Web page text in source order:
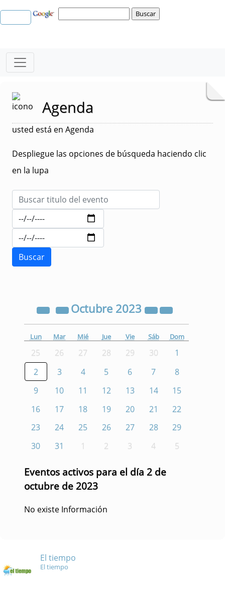
Agenda
usted está en Agenda
Despliegue las opciones de búsqueda haciendo clic
en la lupa
Octubre 2023
Lun Mar Mié Jue Vie Sáb Dom
25 26 27 28 29 30
1
2
3 4 5 6 7
8
9
10 11 12 13 14
15
16
17 18 19 20 21
22
23
24 25 26 27 28
29
30
31 1 2 3 4 5
Eventos activos para el día 2 de
octubre de 2023
No existe Información
El tiempo
El tiempo